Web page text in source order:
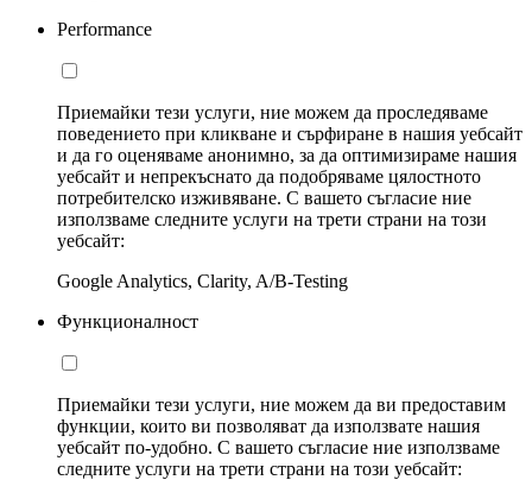
Performance
Приемайки тези услуги, ние можем да проследяваме
поведението при кликване и сърфиране в нашия уебсайт
и да го оценяваме анонимно, за да оптимизираме нашия
уебсайт и непрекъснато да подобряваме цялостното
потребителско изживяване. С вашето съгласие ние
използваме следните услуги на трети страни на този
уебсайт:
Google Analytics, Clarity, A/B-Testing
Функционалност
Приемайки тези услуги, ние можем да ви предоставим
функции, които ви позволяват да използвате нашия
уебсайт по-удобно. С вашето съгласие ние използваме
следните услуги на трети страни на този уебсайт: